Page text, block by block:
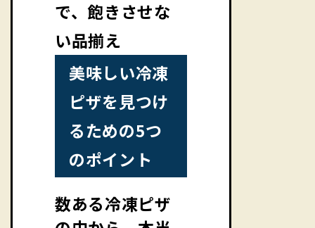
で、飽きさせな
い品揃え
美味しい冷凍
ピザを見つけ
るための5つ
のポイント
数ある冷凍ピザ